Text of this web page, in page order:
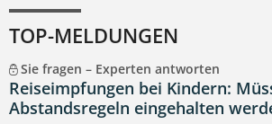
TOP-MELDUNGEN
Sie fragen – Experten antworten
Reiseimpfungen bei Kindern:
Abstandsregeln eingehalten